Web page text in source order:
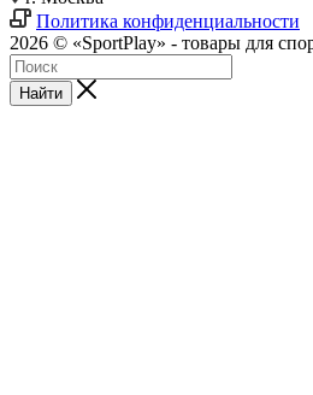
Политика конфиденциальности
2026 © «SportPlay» - товары для
Найти